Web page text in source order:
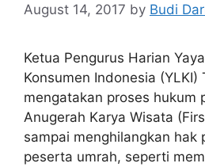
August 14, 2017 by Budi
Ketua Pengurus Harian
Konsumen Indonesia (YLKI)
mengatakan proses hukum
Anugerah Karya Wisata
sampai menghilangkan hak
peserta umrah, seperti